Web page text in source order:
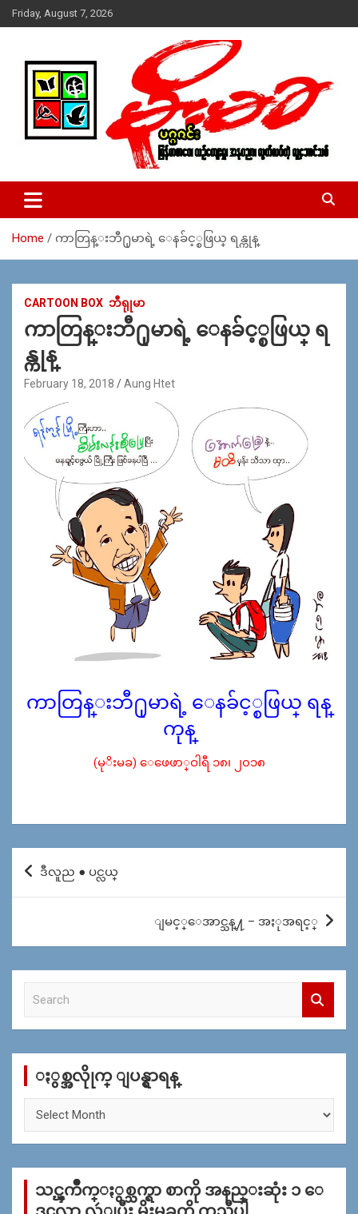
Skip
to
Friday, August 7, 2026
MoeMaKa Burmese News &
Media
ယ္ေရး – အမွတ္ ၂၅၄၊ ပထပ္၊ လမ္း ၄၀၊ ေက်ာက္တံတား၊ ရန္ကုန္။
(ဖုုံး – ၀၉ ၂၅၂ ၂၄၉ ၀၉၄ ၊ ၀၉ ၄၂၁ ၇၄၃ ၇၅၃ ၊ ၀၉ ၅၀၄ ၁၀ ၅၈) ျ
ဇာေစ်းသစ္ ။ ၀၉ ၇၈၆၈၃၇ ၃၀၅ / ၀၉ ၉၆၃၆၉၉၈၃၄
Home ကာတြန္းဘီ႐ုမာရဲ့ ေနခ်င့္စဖြယ္ ရန္ကုန္
CARTOON BOX ဘီရုုမာ
ကာတြန္းဘီ႐ုမာရဲ့ ေနခ်င့္စဖြယ္ ရ
န္ကုန္
February 18, 2018 Aung Htet
ကာတြန္းဘီ႐ုမာရဲ့ ေနခ်င့္စဖြယ္ ရန္
ကုန္
(မုိးမခ) ေဖေဖာ္ဝါရီ ၁၈၊ ၂၀၁၈
Post
navigation
ဒီလူည ● ပင္လယ္
ျမင့္ေအာင္သန္႔ – အႏုအရင့္
c
ႏွစ္အလိုုက္ ျပန္ရွာရန္
က္
သင္ၾကိဳက္ႏွစ္သက္ရာ စာကို အနည္းဆုံး ၁ ေ